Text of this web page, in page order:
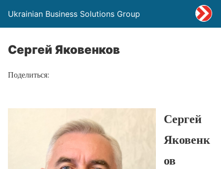
Ukrainian Business Solutions Group
Сергей Яковенков
Поделиться:
Сергей
Яковенк
ов